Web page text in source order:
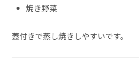
焼き野菜
蓋付きで蒸し焼きしやすいです。